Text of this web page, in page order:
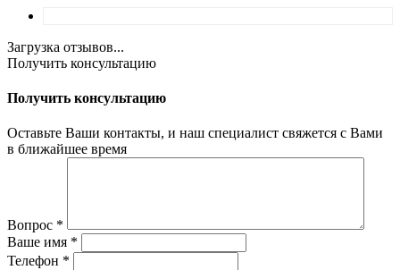
Загрузка отзывов...
Получить консультацию
Получить консультацию
Оставьте Ваши контакты, и наш специалист свяжется с Вами
в ближайшее время
Вопрос *
Ваше имя *
Телефон *